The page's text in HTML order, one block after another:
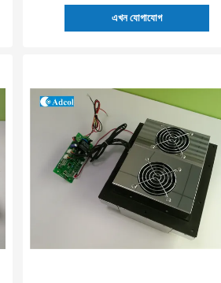
এখন যোগাযোগ